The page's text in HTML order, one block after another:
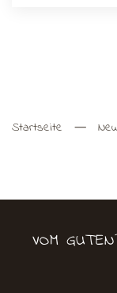
Startseite
VOM